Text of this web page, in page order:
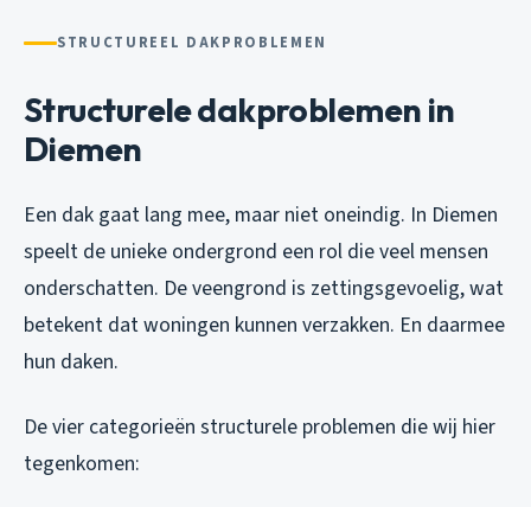
STRUCTUREEL DAKPROBLEMEN
Structurele dakproblemen in
Diemen
Een dak gaat lang mee, maar niet oneindig. In Diemen
speelt de unieke ondergrond een rol die veel mensen
onderschatten. De veengrond is zettingsgevoelig, wat
betekent dat woningen kunnen verzakken. En daarmee
hun daken.
De vier categorieën structurele problemen die wij hier
tegenkomen: